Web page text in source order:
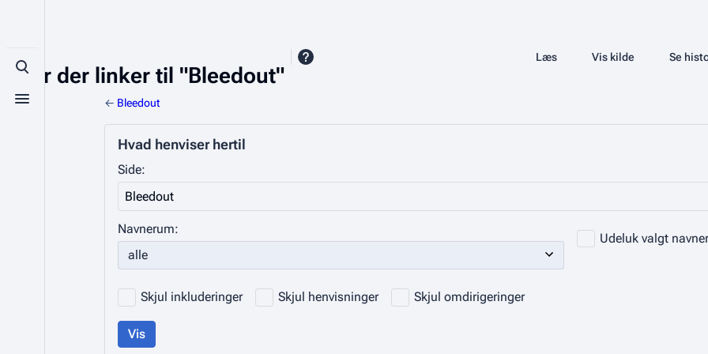
Toggle search
Toggle menu
Sider der linker til "Bleedout"
Visninger
Læs Vis kilde Se
← Bleedout
Hvad henviser hertil
Side:
Navnerum:
Udeluk valgt
Skjul inkluderinger Skjul henvisninger Skjul omdirigeringer
Vis